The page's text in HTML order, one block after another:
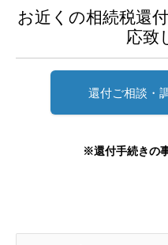
お近くの相続税還
応致
還付ご相談・
※還付手続きの